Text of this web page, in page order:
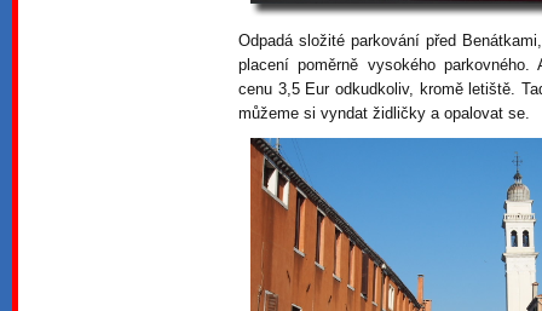
Odpadá složité parkování před
placení poměrně vysokého
cenu 3,5 Eur odkudkoliv, kromě letiště.
můžeme si vyndat židličky a opalovat se.